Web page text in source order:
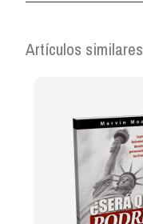
Artículos similares